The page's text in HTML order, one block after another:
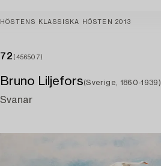
HÖSTENS KLASSISKA HÖSTEN 2013
72 (456507)
Bruno Liljefors(Sverige, 1860-1939)
Svanar